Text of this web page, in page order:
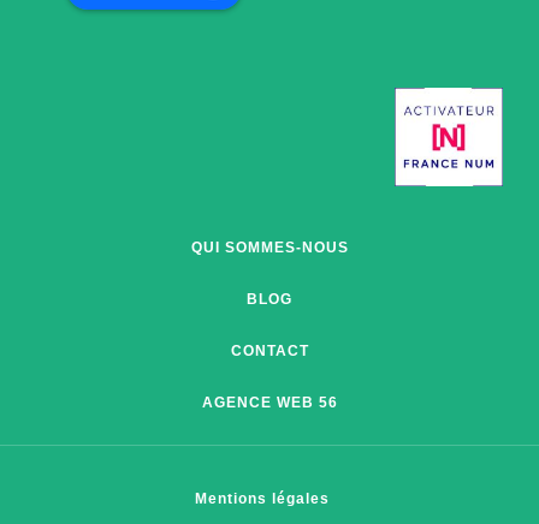
QUI SOMMES-NOUS
BLOG
CONTACT
AGENCE WEB 56
Mentions légales